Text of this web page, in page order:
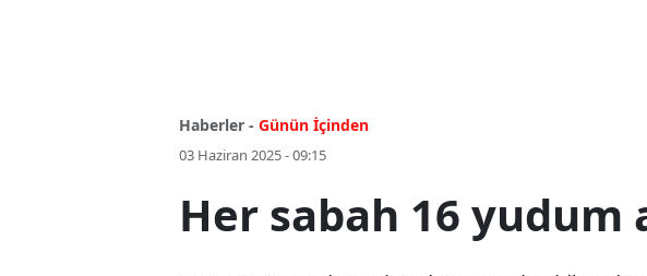
Haberler - Günün İçinden
03 Haziran 2025 - 09:15
Her sabah 16 yudum